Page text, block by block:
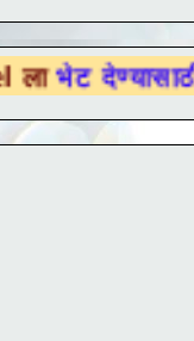
येथे